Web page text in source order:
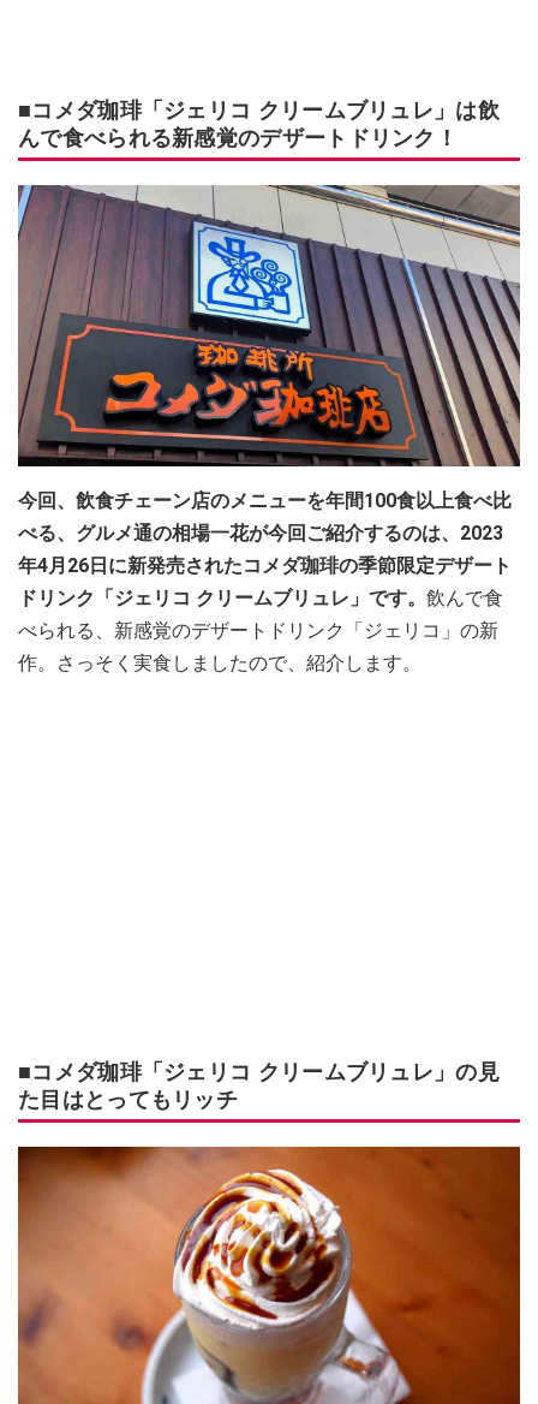
■コメダ珈琲「ジェリコ クリームブリュレ」は飲
んで食べられる新感覚のデザートドリンク！
今回、飲食チェーン店のメニューを年間100食以上食べ比
べる、グルメ通の相場一花が今回ご紹介するのは、2023
年4月26日に新発売されたコメダ珈琲の季節限定デザート
ドリンク「ジェリコ クリームブリュレ」です。 飲んで食
べられる、新感覚のデザートドリンク「ジェリコ」の新
作。さっそく実食しましたので、紹介します。
■コメダ珈琲「ジェリコ クリームブリュレ」の見
た目はとってもリッチ